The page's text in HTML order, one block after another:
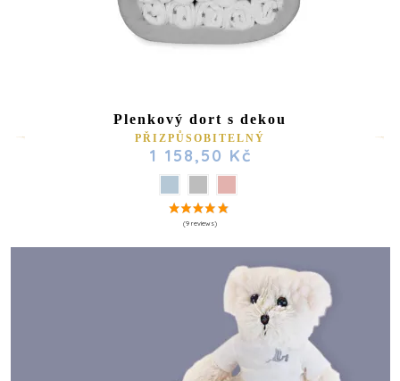
Plenkový dort s dekou
PŘIZPŮSOBITELNÝ
1 158,50 Kč